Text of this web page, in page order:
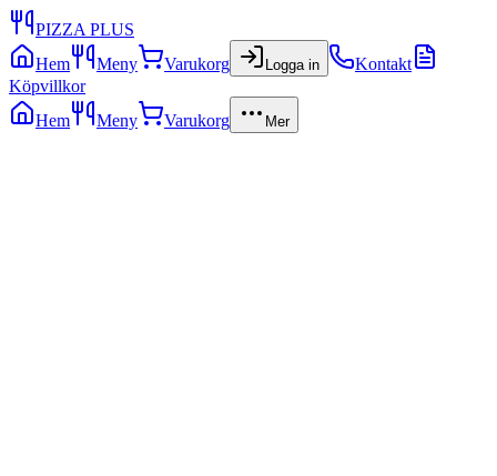
PIZZA PLUS
Hem
Meny Varukorg Logga in
Kontakt
Köpvillkor
Hem
Meny Varukorg Mer